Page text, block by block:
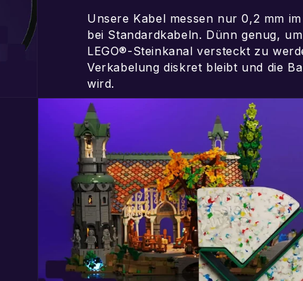
Unsere Kabel messen nur 0,2 mm
bei Standardkabeln. Dünn genug,
LEGO®-Steinkanal versteckt zu
Verkabelung diskret bleibt und die
wird.